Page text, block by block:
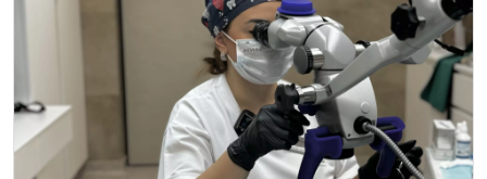
Сообщение
Оказанные услуги
Выбрать...
Оценка
Заявка отправлена!